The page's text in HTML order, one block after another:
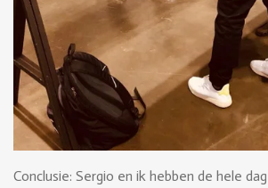
Conclusie: Sergio en ik hebben de hele